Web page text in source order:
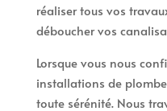
réaliser tous vos
déboucher vos
Lorsque vous nous
installations de
toute sérénité. Nous